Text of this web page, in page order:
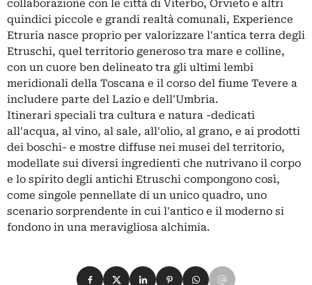
collaborazione con le città di Viterbo, Orvieto e altri
quindici piccole e grandi realtà comunali, Experience
Etruria nasce proprio per valorizzare l'antica terra degli
Etruschi, quel territorio generoso tra mare e colline,
con un cuore ben delineato tra gli ultimi lembi
meridionali della Toscana e il corso del fiume Tevere a
includere parte del Lazio e dell'Umbria.
Itinerari speciali tra cultura e natura -dedicati
all'acqua, al vino, al sale, all'olio, al grano, e ai prodotti
dei boschi- e mostre diffuse nei musei del territorio,
modellate sui diversi ingredienti che nutrivano il corpo
e lo spirito degli antichi Etruschi compongono così,
come singole pennellate di un unico quadro, uno
scenario sorprendente in cui l'antico e il moderno si
fondono in una meravigliosa alchimia.
Condividi su Facebook
Condividi su X
Condividi su LinkedIn
Condividi su Pinterest
Condividi su WhatsApp
Condividi su Email